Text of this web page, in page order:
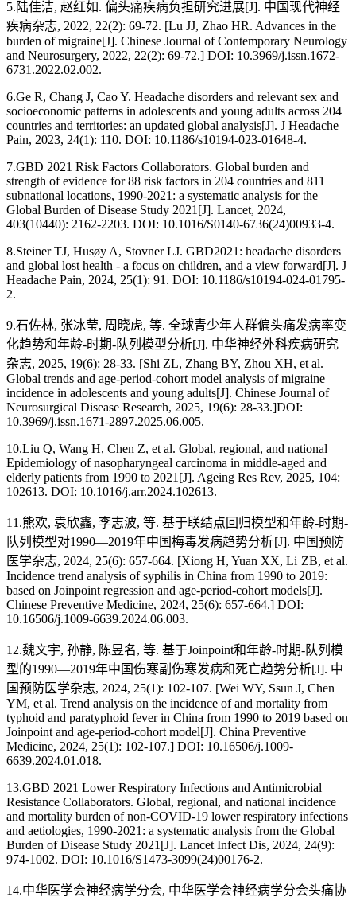
5.陆佳洁, 赵红如. 偏头痛疾病负担研究进展[J]. 中国现代神经
疾病杂志, 2022, 22(2): 69-72. [Lu JJ, Zhao HR. Advances in the
burden of migraine[J]. Chinese Journal of Contemporary Neurology
and Neurosurgery, 2022, 22(2): 69-72.] DOI: 10.3969/j.issn.1672-
6731.2022.02.002.
6.Ge R, Chang J, Cao Y. Headache disorders and relevant sex and
socioeconomic patterns in adolescents and young adults across 204
countries and territories: an updated global analysis[J]. J Headache
Pain, 2023, 24(1): 110. DOI: 10.1186/s10194-023-01648-4.
7.GBD 2021 Risk Factors Collaborators. Global burden and
strength of evidence for 88 risk factors in 204 countries and 811
subnational locations, 1990-2021: a systematic analysis for the
Global Burden of Disease Study 2021[J]. Lancet, 2024,
403(10440): 2162-2203. DOI: 10.1016/S0140-6736(24)00933-4.
8.Steiner TJ, Husøy A, Stovner LJ. GBD2021: headache disorders
and global lost health - a focus on children, and a view forward[J]. J
Headache Pain, 2024, 25(1): 91. DOI: 10.1186/s10194-024-01795-
2.
9.石佐林, 张冰莹, 周晓虎, 等. 全球青少年人群偏头痛发病率变
化趋势和年龄-时期-队列模型分析[J]. 中华神经外科疾病研究
杂志, 2025, 19(6): 28-33. [Shi ZL, Zhang BY, Zhou XH, et al.
Global trends and age-period-cohort model analysis of migraine
incidence in adolescents and young adults[J]. Chinese Journal of
Neurosurgical Disease Research, 2025, 19(6): 28-33.]DOI:
10.3969/j.issn.1671-2897.2025.06.005.
10.Liu Q, Wang H, Chen Z, et al. Global, regional, and national
Epidemiology of nasopharyngeal carcinoma in middle-aged and
elderly patients from 1990 to 2021[J]. Ageing Res Rev, 2025, 104:
102613. DOI: 10.1016/j.arr.2024.102613.
11.熊欢, 袁欣鑫, 李志波, 等. 基于联结点回归模型和年龄-时期-
队列模型对1990—2019年中国梅毒发病趋势分析 [J]. 中国预防
医学杂志, 2024, 25(6): 657-664. [Xiong H, Yuan XX, Li ZB, et al.
Incidence trend analysis of syphilis in China from 1990 to 2019:
based on Joinpoint regression and age-period-cohort models[J].
Chinese Preventive Medicine, 2024, 25(6): 657-664.] DOI:
10.16506/j.1009-6639.2024.06.003.
12.魏文宇, 孙静, 陈昱名, 等. 基于Joinpoint和年龄-时期-队列模
型的1990—2019年中国伤寒副伤寒发病和死亡趋势分析[J]. 中
国预防医学杂志, 2024, 25(1): 102-107. [Wei WY, Ssun J, Chen
YM, et al. Trend analysis on the incidence of and mortality from
typhoid and paratyphoid fever in China from 1990 to 2019 based on
Joinpoint and age-period-cohort model[J]. China Preventive
Medicine, 2024, 25(1): 102-107.] DOI: 10.16506/j.1009-
6639.2024.01.018.
13.GBD 2021 Lower Respiratory Infections and Antimicrobial
Resistance Collaborators. Global, regional, and national incidence
and mortality burden of non-COVID-19 lower respiratory infections
and aetiologies, 1990-2021: a systematic analysis from the Global
Burden of Disease Study 2021[J]. Lancet Infect Dis, 2024, 24(9):
974-1002. DOI: 10.1016/S1473-3099(24)00176-2.
14.中华医学会神经病学分会, 中华医学会神经病学分会头痛协